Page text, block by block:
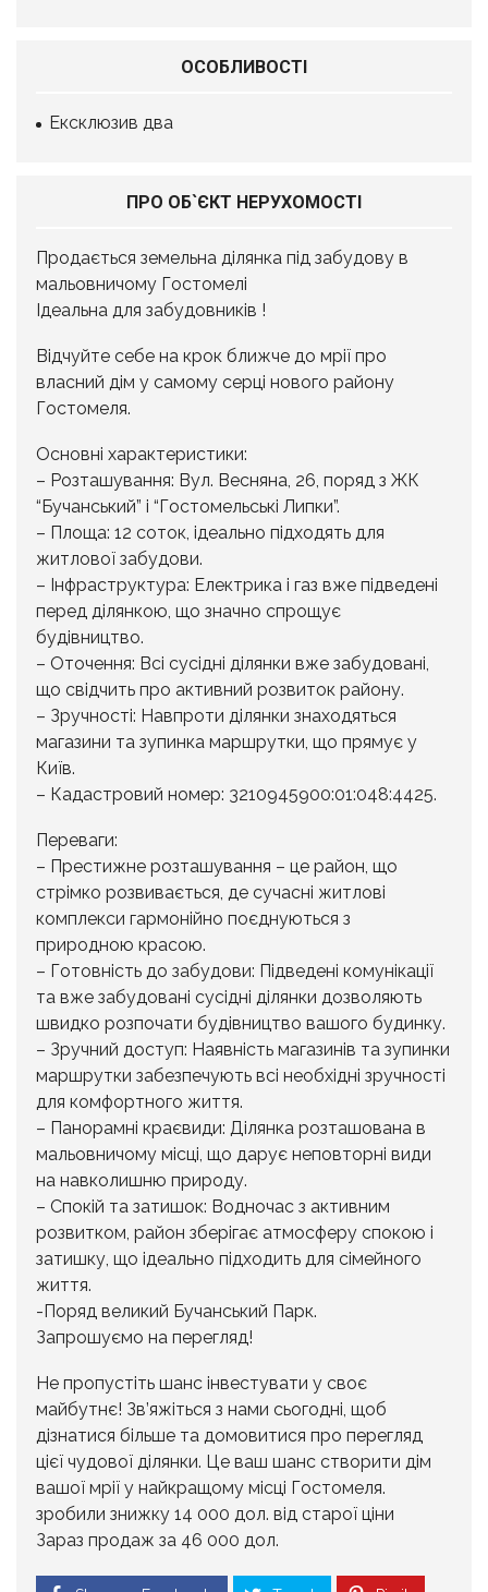
ОСОБЛИВОСТІ
Ексклюзив два
ПРО ОБ`ЄКТ НЕРУХОМОСТІ
Продається земельна ділянка під забудову в
мальовничому Гостомелі
Ідеальна для забудовників !
Відчуйте себе на крок ближче до мрії про
власний дім у самому серці нового району
Гостомеля.
Основні характеристики:
– Розташування: Вул. Весняна, 26, поряд з ЖК
“Бучанський” і “Гостомельські Липки”.
– Площа: 12 соток, ідеально підходять для
житлової забудови.
– Інфраструктура: Електрика і газ вже підведені
перед ділянкою, що значно спрощує
будівництво.
– Оточення: Всі сусідні ділянки вже забудовані,
що свідчить про активний розвиток району.
– Зручності: Навпроти ділянки знаходяться
магазини та зупинка маршрутки, що прямує у
Київ.
– Кадастровий номер: 3210945900:01:048:4425.
Переваги:
– Престижне розташування – це район, що
стрімко розвивається, де сучасні житлові
комплекси гармонійно поєднуються з
природною красою.
– Готовність до забудови: Підведені комунікації
та вже забудовані сусідні ділянки дозволяють
швидко розпочати будівництво вашого будинку.
– Зручний доступ: Наявність магазинів та зупинки
маршрутки забезпечують всі необхідні зручності
для комфортного життя.
– Панорамні краєвиди: Ділянка розташована в
мальовничому місці, що дарує неповторні види
на навколишню природу.
– Спокій та затишок: Водночас з активним
розвитком, район зберігає атмосферу спокою і
затишку, що ідеально підходить для сімейного
життя.
-Поряд великий Бучанський Парк.
Запрошуємо на перегляд!
Не пропустіть шанс інвестувати у своє
майбутнє! Зв’яжіться з нами сьогодні, щоб
дізнатися більше та домовитися про перегляд
цієї чудової ділянки. Це ваш шанс створити дім
вашої мрії у найкращому місці Гостомеля.
зробили знижку 14 000 дол. від старої ціни
Зараз продаж за 46 000 дол.